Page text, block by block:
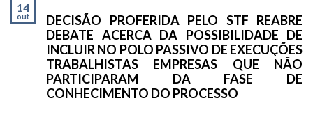
14
out
DECISÃO PROFERIDA PELO STF REABRE
DEBATE ACERCA DA POSSIBILIDADE DE
INCLUIR NO POLO PASSIVO DE EXECUÇÕES
TRABALHISTAS EMPRESAS QUE NÃO
PARTICIPARAM DA FASE DE
CONHECIMENTO DO PROCESSO